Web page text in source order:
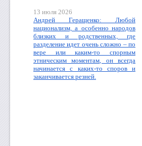
13 июля 2026
Андрей Геращенко: Любой
национализм, а особенно народов
близких и родственных, где
разделение идет очень сложно – по
вере или каким-то спорным
этническим моментам, он всегда
начинается с каких-то споров и
заканчивается резней.